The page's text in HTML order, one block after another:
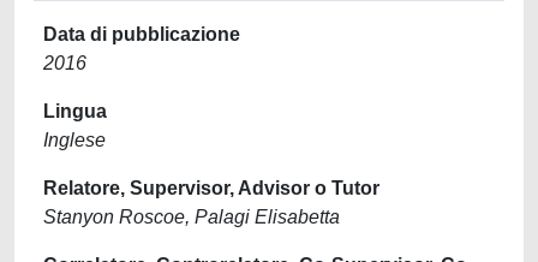
Data di pubblicazione
2016
Lingua
Inglese
Relatore, Supervisor, Advisor o Tutor
Stanyon Roscoe, Palagi Elisabetta